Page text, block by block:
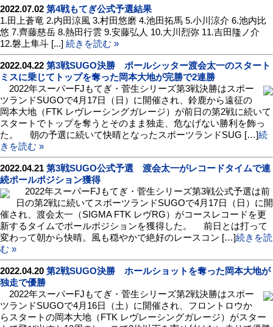
2022.07.02 第4戦もてぎ公式予選結果
1.田上蒼竜 2.内田涼風 3.村田悠磨 4.池田拓馬 5.小川涼介 6.池内比
悠 7.齊藤慈岳 8.熱田行雲 9.安藤弘人 10.大川烈弥 11.吉田隆ノ介
12.磐上隼斗 [...] 続きを読む »
2022.04.22 第3戦SUGO決勝 ポールシッター渡会太一のスタート
ミスに乗じてトップを奪った岡本大地が完勝で2連勝
2022年スーパーFJもてぎ・菅生シリーズ第3戦決勝はスポー
ツランドSUGOで4月17日（日）に開催され、鈴鹿から遠征の
岡本大地（FTK レヴレーシングガレージ）が前日の第2戦に続いて
スタートでトップを奪うとそのまま独走、危なげない勝利を飾っ
た。 朝の予選に続いて快晴となったスポーツランドSUG […]続
きを読む »
2022.04.21 第3戦SUGO公式予選 渡会太一がレコードタイムで連
続ポールポジション獲得
2022年スーパーFJもてぎ・菅生シリーズ第3戦公式予選は前
日の第2戦に続いてスポーツランドSUGOで4月17日（日）に開
催され、渡会太一（SIGMA FTK レヴRG）がコースレコードを更
新するタイムでポールポジションを獲得した。 前日とは打って
変わって朝から快晴。風も穏やかで絶好のレースコン […]続きを読
む »
2022.04.20 第2戦SUGO決勝 ホールショットを奪った岡本大地が
独走で優勝
2022年スーパーFJもてぎ・菅生シリーズ第2戦決勝はスポー
ツランドSUGOで4月16日（土）に開催され、フロントロウか
らスタートの岡本大地（FTK レヴレーシングガレージ）がスター